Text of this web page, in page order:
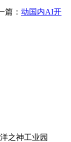
篇： 动国内AI开
之神工业园